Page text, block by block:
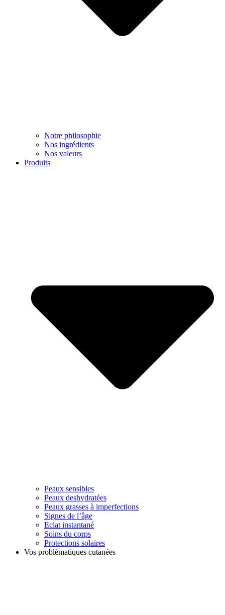
Notre philosophie
Nos ingrédients
Nos valeurs
Produits
Peaux sensibles
Peaux deshydratées
Peaux grasses à imperfections
Signes de l’âge
Eclat instantané
Soins du corps
Protections solaires
Vos problématiques cutanées